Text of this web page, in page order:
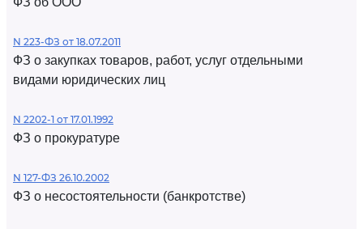
N 223-ФЗ от 18.07.2011
ФЗ о закупках товаров, работ, услуг отдельными
видами юридических лиц
N 2202-1 от 17.01.1992
ФЗ о прокуратуре
N 127-ФЗ 26.10.2002
ФЗ о несостоятельности (банкротстве)